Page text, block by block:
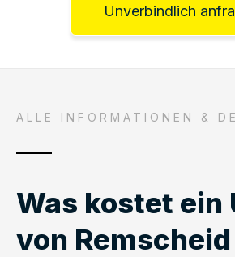
Unverbindlich
ALLE INFORMATIONEN &
Was kostet ein
von